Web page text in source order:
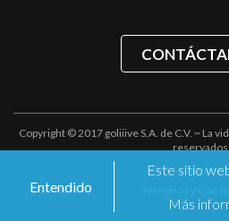
Copyright © 2017 goliiive S.A. de C.V. ~ La
reservados
Políticas de
Términos y
Entendido
Este sitio
Más